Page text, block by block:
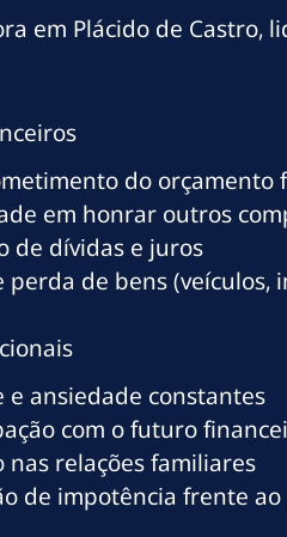
em Plácido de Castro,
do orçamento
em honrar outros
de dívidas e juros
perda de bens (veículos,
e ansiedade constantes
com o futuro
nas relações familiares
de impotência frente